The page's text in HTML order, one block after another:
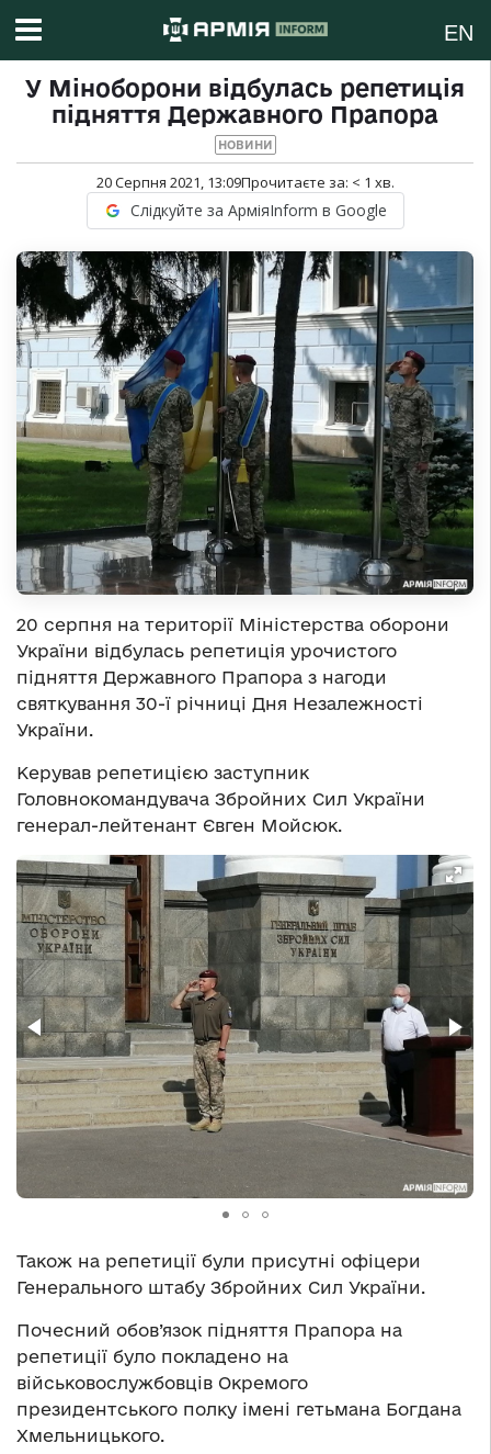
EN
У Міноборони відбулась репетиція
підняття Державного Прапора
НОВИНИ
20 Серпня 2021, 13:09Прочитаєте за: < 1 хв.
Слідкуйте за АрміяInform в Google
20 серпня на території Міністерства оборони
України відбулась репетиція урочистого
підняття Державного Прапора з нагоди
святкування 30-ї річниці Дня Незалежності
України.
Керував репетицією заступник
Головнокомандувача Збройних Сил України
генерал-лейтенант Євген Мойсюк.
Також на репетиції були присутні офіцери
Генерального штабу Збройних Сил України.
Почесний обов’язок підняття Прапора на
репетиції було покладено на
військовослужбовців Окремого
президентського полку імені гетьмана Богдана
Хмельницького.